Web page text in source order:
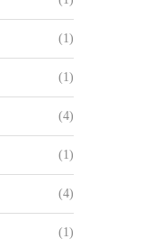
(1)
(1)
(4)
(1)
(4)
(1)